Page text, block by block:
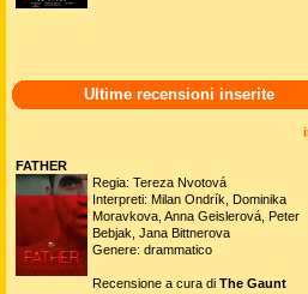
Ultime recensioni inserite
FATHER
Regia: Tereza Nvotová
Interpreti: Milan Ondrík, Dominika
Moravkova, Anna Geislerová, Peter
Bebjak, Jana Bittnerova
Genere: drammatico
Recensione a cura di The Gaunt